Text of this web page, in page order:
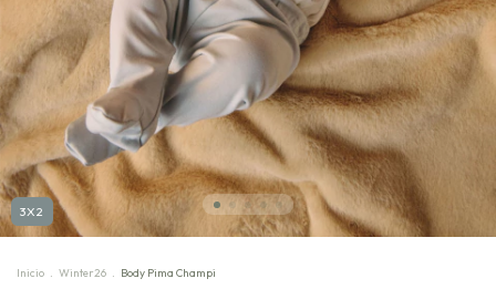
3X2
Inicio . Winter26 . Body Pima Champi